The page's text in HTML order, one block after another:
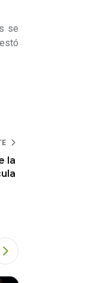
se
la